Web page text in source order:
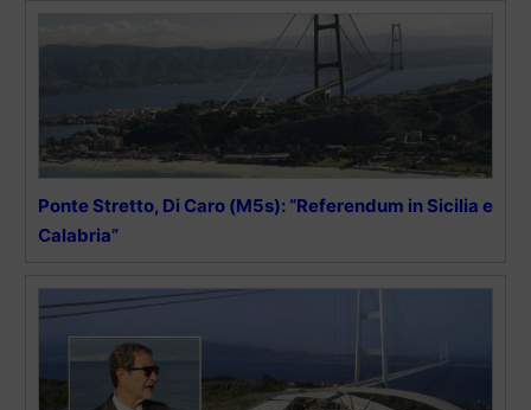
Ponte Stretto, Di Caro (M5s): “Referendum in Sicilia e
Calabria”